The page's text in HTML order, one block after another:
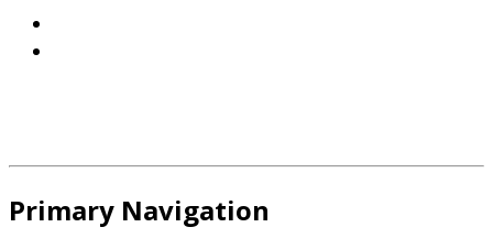
Primary Navigation